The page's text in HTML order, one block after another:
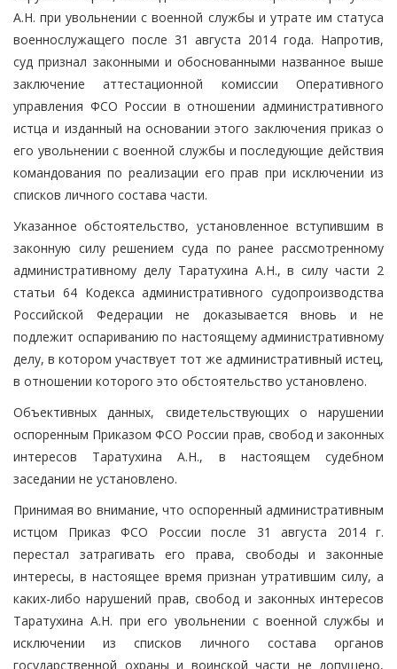
А.Н. при увольнении с военной службы и утрате им статуса
военнослужащего после 31 августа 2014 года. Напротив,
суд признал законными и обоснованными названное выше
заключение аттестационной комиссии Оперативного
управления ФСО России в отношении административного
истца и изданный на основании этого заключения приказ о
его увольнении с военной службы и последующие действия
командования по реализации его прав при исключении из
списков личного состава части.
Указанное обстоятельство, установленное вступившим в
законную силу решением суда по ранее рассмотренному
административному делу Таратухина А.Н., в силу части 2
статьи 64 Кодекса административного судопроизводства
Российской Федерации не доказывается вновь и не
подлежит оспариванию по настоящему административному
делу, в котором участвует тот же административный истец,
в отношении которого это обстоятельство установлено.
Объективных данных, свидетельствующих о нарушении
оспоренным Приказом ФСО России прав, свобод и законных
интересов Таратухина А.Н., в настоящем судебном
заседании не установлено.
Принимая во внимание, что оспоренный административным
истцом Приказ ФСО России после 31 августа 2014 г.
перестал затрагивать его права, свободы и законные
интересы, в настоящее время признан утратившим силу, а
каких-либо нарушений прав, свобод и законных интересов
Таратухина А.Н. при его увольнении с военной службы и
исключении из списков личного состава органов
государственной охраны и воинской части не допущено,